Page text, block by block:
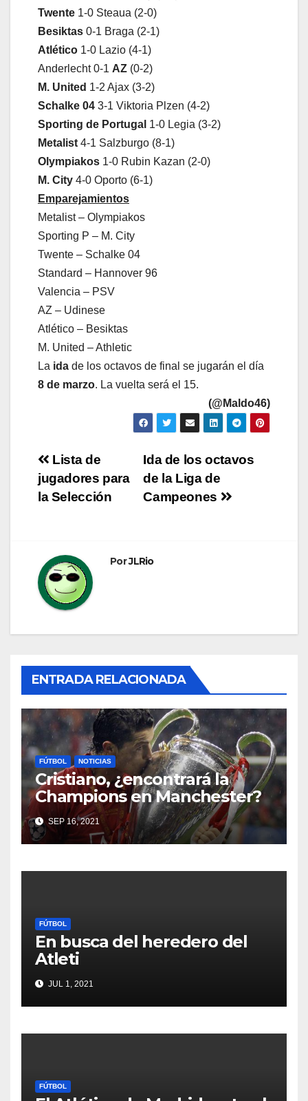
Twente 1-0 Steaua (2-0)
Besiktas 0-1 Braga (2-1)
Atlético 1-0 Lazio (4-1)
Anderlecht 0-1 AZ (0-2)
M. United 1-2 Ajax (3-2)
Schalke 04 3-1 Viktoria Plzen (4-2)
Sporting de Portugal 1-0 Legia (3-2)
Metalist 4-1 Salzburgo (8-1)
Olympiakos 1-0 Rubin Kazan (2-0)
M. City 4-0 Oporto (6-1)
Emparejamientos
Metalist – Olympiakos
Sporting P – M. City
Twente – Schalke 04
Standard – Hannover 96
Valencia – PSV
AZ – Udinese
Atlético – Besiktas
M. United – Athletic
La ida de los octavos de final se jugarán el día
8 de marzo. La vuelta será el 15.
(@Maldo46)
Navegación
de
Ida de los octavos
de la Liga de
Campeones
Lista de
jugadores para
la Selección
PorJLRio
ENTRADA RELACIONADA
FÚTBOL NOTICIAS
Cristiano, ¿encontrará la
Champions en Manchester?
SEP 16, 2021
FÚTBOL
En busca del heredero del
Atleti
JUL 1, 2021
FÚTBOL